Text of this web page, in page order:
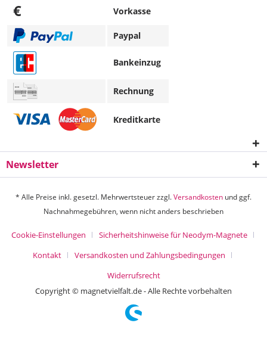
€ Vorkasse
Paypal
Bankeinzug
Rechnung
Kreditkarte
Newsletter
* Alle Preise inkl. gesetzl. Mehrwertsteuer zzgl.Versandkosten und ggf.
Nachnahmegebühren, wenn nicht anders beschrieben
Cookie-Einstellungen
Sicherheitshinweise für Neodym-Magnete
Kontakt
Versandkosten und Zahlungsbedingungen
Widerrufsrecht
Copyright © magnetvielfalt.de - Alle Rechte vorbehalten